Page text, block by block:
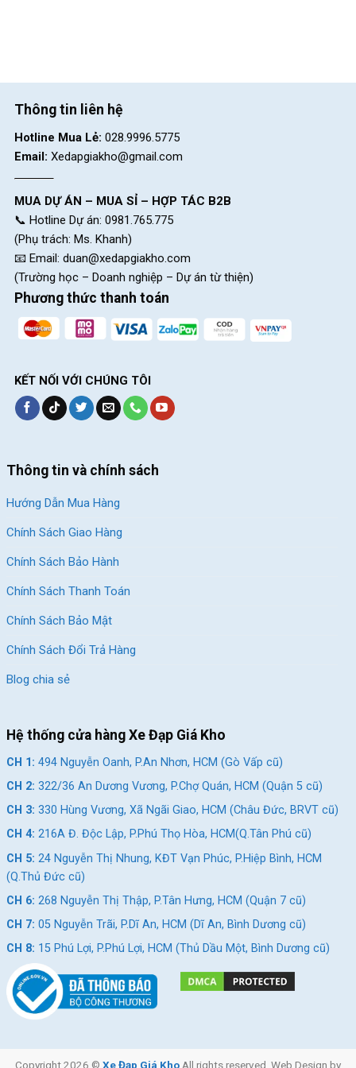
Ghi đông chất liệu hợp kim nhôm
Yên xe bọc da mềm cao cấp, mang lại cảm giác thoải mái tối
ưu cho người lái.
Vành xe nhôm 2 lớp cao 4cm, cùng với lốp CST 700x28c, cung
Kết Luận
Xe Đạp Đua DTFLY R-5009 là sự kết hợp giữa hiệu suất và thiết
cơ heo dầu mang lại hiệu suất phanh mạnh mẽ. Groupset L-
mang lại sự thoải mái tối đa. Vành nhôm 2 lớp và lốp CST
700x28c tạo điều kiện cho một trải nghiệm lái xe ổn định và an
để trải nghiệm và mua sắm. Bạn sẽ được tư vấn chi tiết để sở
hữu chiếc xe tuyệt vời này!
Địa Chỉ Các Cửa Hàng Xe Đạp Giá Kho:
Cửa hàng xe đạp Gò Vấp: Nhấn để xem đường đi
Cửa hàng xe đạp Vũng Tàu: Nhấn để xem đường đi
Cửa hàng xe đạp Tân Phú:Nhấn để xem đường đi
Cửa hàng xe đạp Thủ Đức:Nhấn để xem đường đi
Cửa hàng xe đạp Quận 7:
Nhấn để xem đường đi
Cửa hàng xe đạp Dĩ An:
Cửa hàng xe đạp Thủ Dầu Một:Nhấn để xem đường đi
Thông tin liên hệ
Hotline Mua Lẻ: 028.9996.5775
Email: Xedapgiakho@gmail.com
MUA DỰ ÁN – MUA SỈ – HỢP TÁC B2B
📞 Hotline Dự án: 0981.765.775
(Phụ trách: Ms. Khanh)
📧 Email: duan@xedapgiakho.com
(Trường học – Doanh nghiệp – Dự án từ thiện)
Phương thức thanh toán
KẾT NỐI VỚI CHÚNG TÔI
Thông tin và chính sách
Hướng Dẫn Mua Hàng
Chính Sách Giao Hàng
Chính Sách Bảo Hành
Chính Sách Thanh Toán
Chính Sách Bảo Mật
Chính Sách Đổi Trả Hàng
Blog chia sẻ
Hệ thống cửa hàng Xe Đạp Giá Kho
CH 1: 494 Nguyễn Oanh, P.An Nhơn, HCM (Gò Vấp cũ)
CH 2: 322/36 An Dương Vương, P.Chợ Quán, HCM (Quận 5 cũ)
CH 3: 330 Hùng Vương, Xã Ngãi Giao, HCM (Châu Đức, BRVT cũ)
CH 4: 216A Đ. Độc Lập, P.Phú Thọ Hòa, HCM(Q.Tân Phú cũ)
CH 5: 24 Nguyễn Thị Nhung, KĐT Vạn Phúc, P.Hiệp Bình, HCM
(Q.Thủ Đức cũ)
CH 6: 268 Nguyễn Thị Thập, P.Tân Hưng, HCM (Quận 7 cũ)
CH 7: 05 Nguyễn Trãi, P.Dĩ An, HCM (Dĩ An, Bình Dương cũ)
CH 8: 15 Phú Lợi, P.Phú Lợi, HCM (Thủ Dầu Một, Bình Dương cũ)
Copyright 2026 © Xe Đạp Giá Kho All rights reserved. Web Design by